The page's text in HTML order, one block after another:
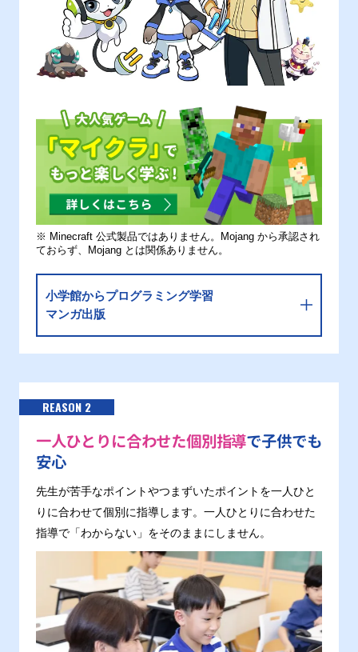
※ Minecraft 公式製品ではありません。Mojang から承認され
ておらず、Mojang とは関係ありません。
小学館からプログラミング学習
マンガ出版
REASON 2
一人ひとりに合わせた個別指導で子供でも
安心
先生が苦手なポイントやつまずいたポイントを一人ひと
りに合わせて個別に指導します。一人ひとりに合わせた
指導で「わからない」をそのままにしません。